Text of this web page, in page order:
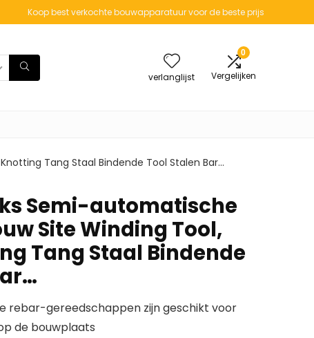
Koop best verkochte bouwapparatuur voor de beste prijs
verlanglijst
0
Vergelijken
Tang Staal Bindende Tool Stalen Bar…
Semi-automatische
Site Winding Tool,
Tang Staal Bindende
rebar-gereedschappen zijn geschikt voor
de bouwplaats